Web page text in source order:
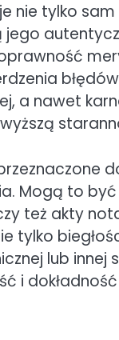
nie tylko
a nawet
Mogą to być
też akty
tylko
lub innej
i